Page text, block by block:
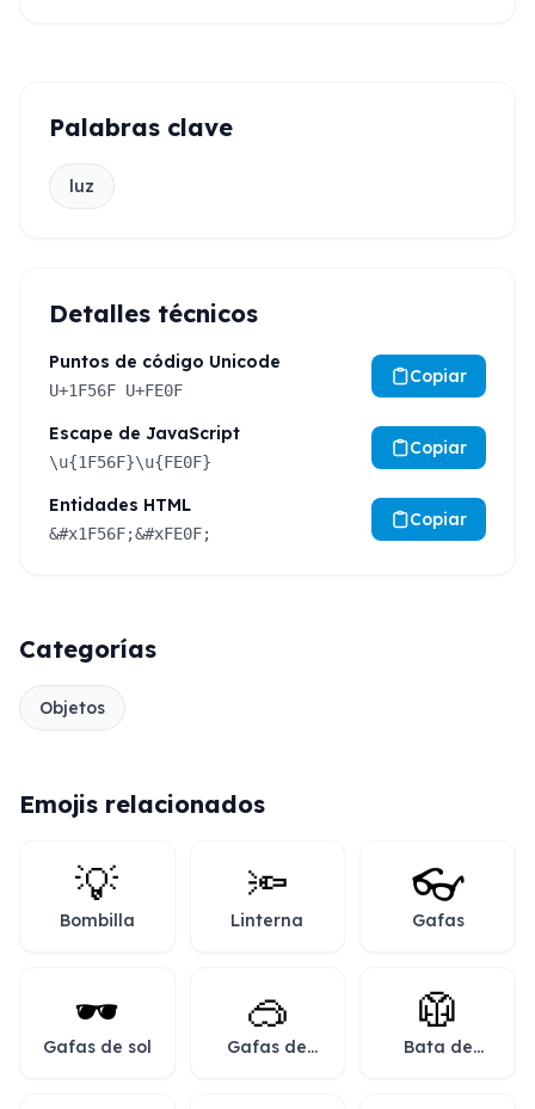
Palabras clave
luz
Detalles técnicos
Puntos de código Unicode
U+1F56F U+FE0F
Copiar
Escape de JavaScript
\u{1F56F}\u{FE0F}
Copiar
Entidades HTML
&#x1F56F;&#xFE0F;
Copiar
Categorías
Objetos
Emojis relacionados
💡
Bombilla
🔦
Linterna
👓
Gafas
🕶️
Gafas de sol
🥽
Gafas de
🥼
Bata de